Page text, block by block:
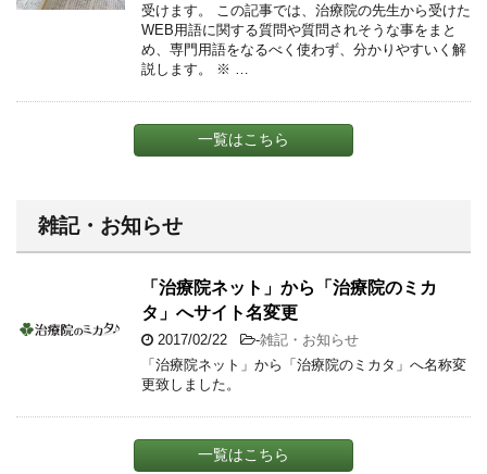
受けます。 この記事では、治療院の先生から受けた
WEB用語に関する質問や質問されそうな事をまと
め、専門用語をなるべく使わず、分かりやすいく解
説します。 ※ …
一覧はこちら
雑記・お知らせ
「治療院ネット」から「治療院のミカ
タ」へサイト名変更
2017/02/22 -雑記・お知らせ
「治療院ネット」から「治療院のミカタ」へ名称変
更致しました。
一覧はこちら